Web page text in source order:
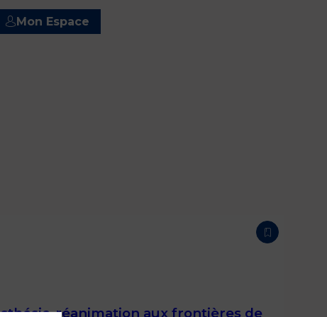
Mon Espace
réanimation aux frontières de